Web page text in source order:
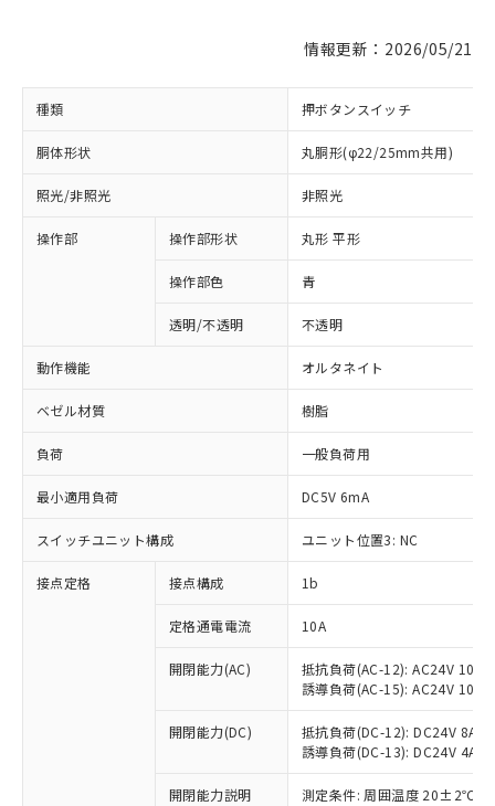
情報更新：2026/05/21
種類 押ボタンスイッチ
胴体形状 丸胴形(φ22/25mm共用)
照光/非照光 非照光
操作部 操作部形状 丸形 平形
操作部色 青
透明/不透明 不透明
動作機能 オルタネイト
ベゼル材質 樹脂
負荷 一般負荷用
最小適用負荷 DC5V 6mA
スイッチユニット構成 ユニット位置3: NC
接点定格 接点構成 1b
定格通電電流 10A
開閉能力(AC)
抵抗負荷(AC-12): AC24V 10A/
誘導負荷(AC-15): AC24V
開閉能力(DC)
抵抗負荷(DC-12): DC24V 8A/
誘導負荷(DC-13): DC24V 4A/
開閉能力説明 測定条件: 周囲温度 20±2℃、
※1 対応状況
対応済み：EU RoHS指令（10物質）の
非含有に対応した製品が提供可能な商品で
対応予定：EU RoHS指令（10物質）の非含
有に対応した製品に切り替える予定のある